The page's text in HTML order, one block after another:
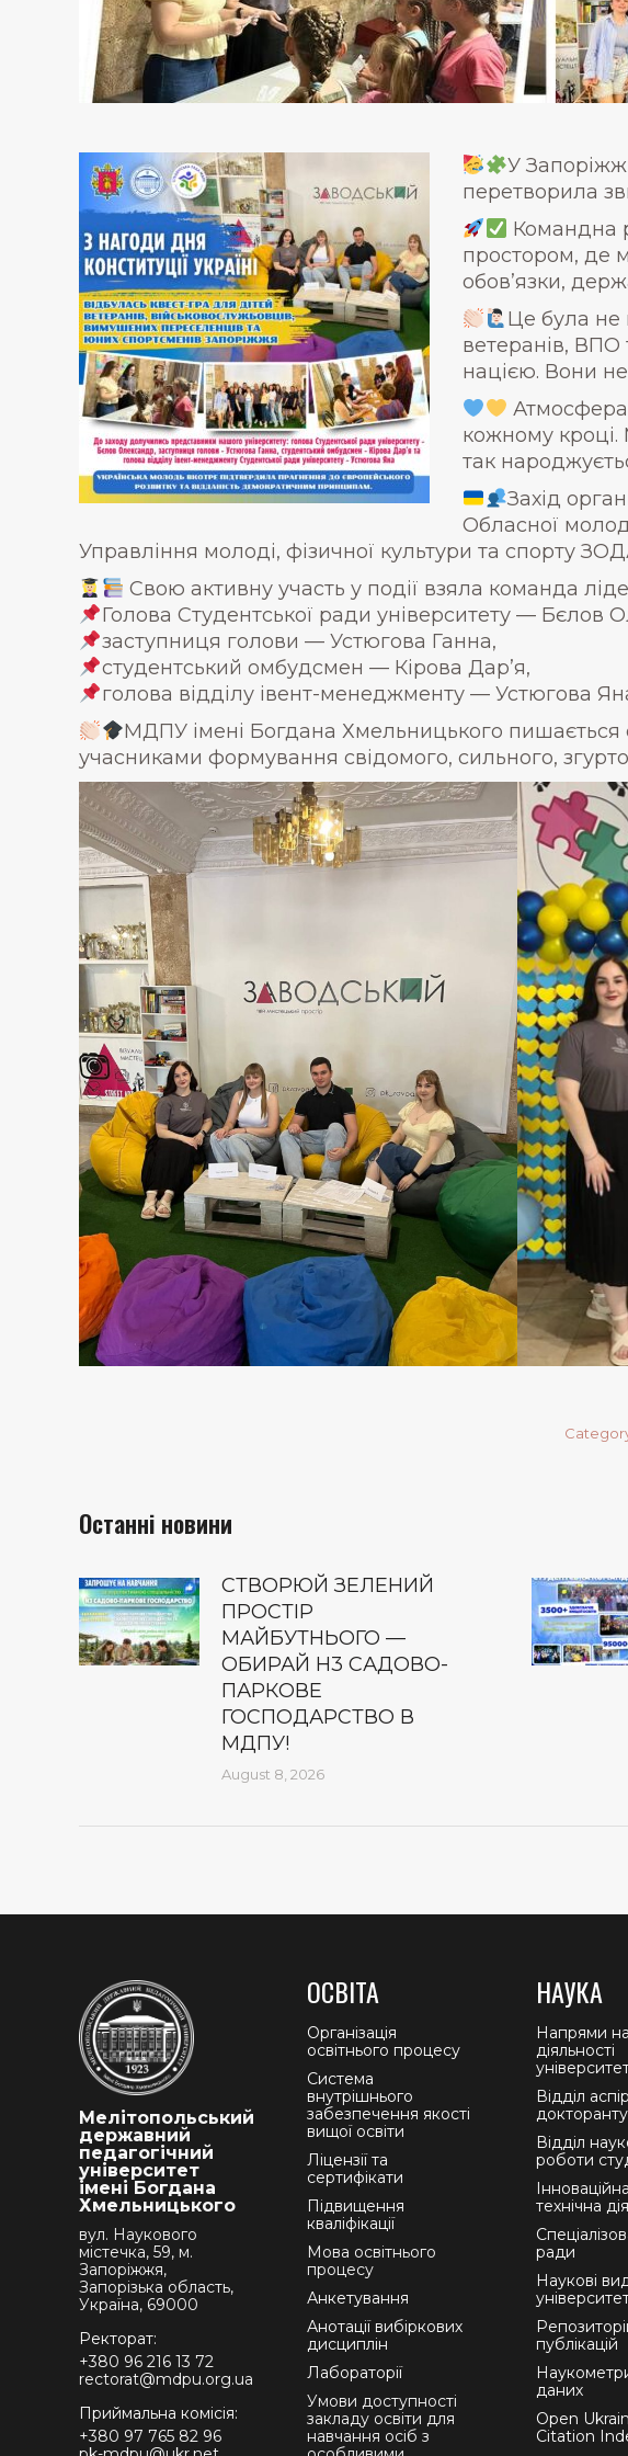
У
перетворила
Командна
простором, де
обов’язки,
Це була не
ветеранів, ВПО
нацією. Вони
Атмосфера
кожному
так
Захід
Обласної
Управління молоді, фізичної культури та спорту
Свою активну участь у події взяла команда
Голова Студентської ради університету — Бєлов
заступниця голови — Устюгова Ганна,
студентський омбудсмен — Кірова Дар’я,
голова відділу івент-менеджменту — Устюгова
МДПУ імені Богдана Хмельницького пишається
учасниками формування свідомого, сильного,
Останні новини
СТВОРЮЙ ЗЕЛЕНИЙ
ПРОСТІР
МАЙБУТНЬОГО —
ОБИРАЙ Н3 САДОВО-
ПАРКОВЕ
ГОСПОДАРСТВО В
МДПУ!
August 8, 2026
Мелітопольський
державний
педагогічний
університет
імені Богдана
Хмельницького
вул. Наукового
містечка, 59, м.
Запоріжжя,
Запорізька область,
Україна, 69000
Ректорат:
+380 96 216 13 72
rectorat@mdpu.org.ua
Приймальна комісія:
+380 97 765 82 96
ОСВІТА
Організація
освітнього процесу
Система
внутрішнього
забезпечення якості
вищої освіти
Ліцензії та
сертифікати
Підвищення
кваліфікації
Мова освітнього
процесу
Анкетування
Анотації вибіркових
дисциплін
Лабораторії
Умови доступності
закладу освіти для
навчання осіб з
НАУКА
Напрями
діяльності
Відділ
Відділ
роботи
технічна
ради
Наукові
публікацій
даних
Open
Citation